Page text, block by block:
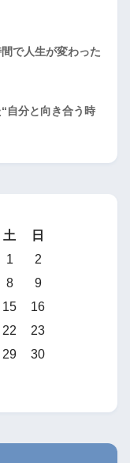
で人生が変わった
自分と向き合う時
土
日
1
2
8
9
15
16
22
23
29
30